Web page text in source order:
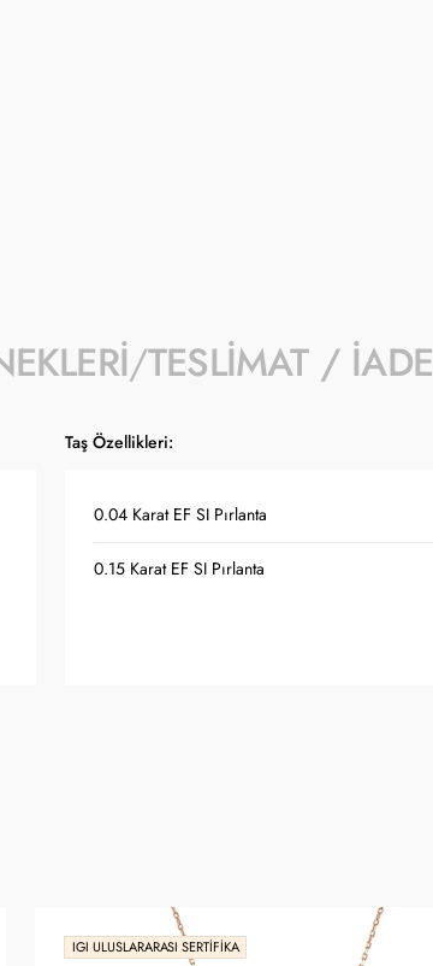
TESLIMAT / İADE
Taş Özellikleri:
0.04 Karat EF SI Pırlanta
0.15 Karat EF SI Pırlanta
IGI ULUSLARARASI SERTIFIKA